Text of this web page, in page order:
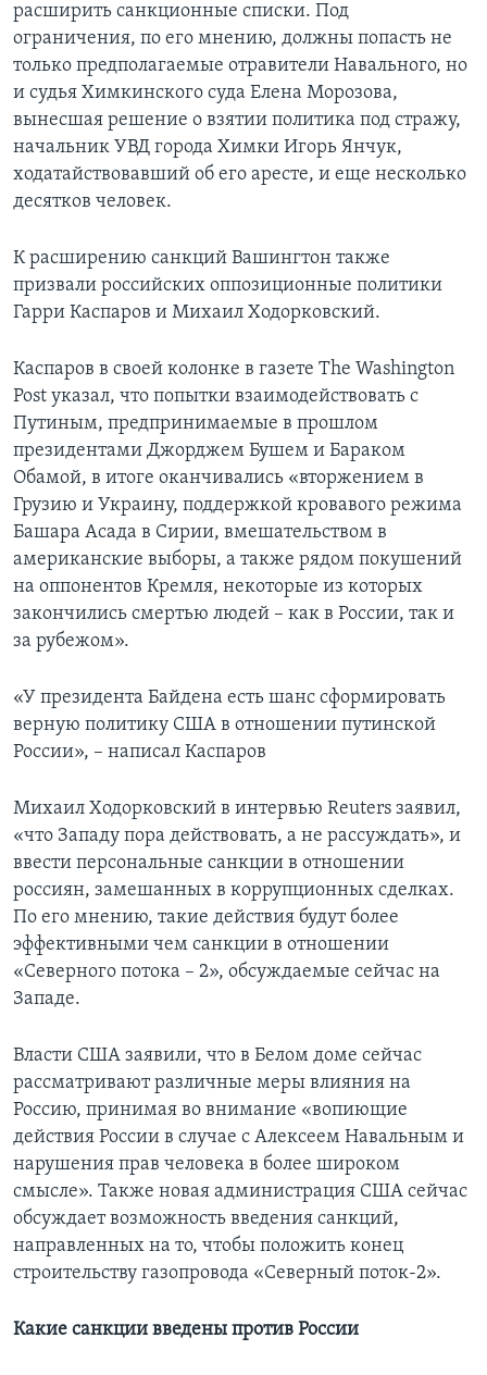
расширить санкционные списки. Под
ограничения, по его мнению, должны попасть не
только предполагаемые отравители Навального, но
и судья Химкинского суда Елена Морозова,
вынесшая решение о взятии политика под стражу,
начальник УВД города Химки Игорь Янчук,
ходатайствовавший об его аресте, и еще несколько
десятков человек.
К расширению санкций Вашингтон также
призвали российских оппозиционные политики
Гарри Каспаров и Михаил Ходорковский.
Каспаров в своей колонке в газете The Washington
Post указал, что попытки взаимодействовать с
Путиным, предпринимаемые в прошлом
президентами Джорджем Бушем и Бараком
Обамой, в итоге оканчивались «вторжением в
Грузию и Украину, поддержкой кровавого режима
Башара Асада в Сирии, вмешательством в
американские выборы, а также рядом покушений
на оппонентов Кремля, некоторые из которых
закончились смертью людей – как в России, так и
за рубежом».
«У президента Байдена есть шанс сформировать
верную политику США в отношении путинской
России», – написал Каспаров
Михаил Ходорковский в интервью Reuters заявил,
«что Западу пора действовать, а не рассуждать», и
ввести персональные санкции в отношении
россиян, замешанных в коррупционных сделках.
По его мнению, такие действия будут более
эффективными чем санкции в отношении
«Северного потока – 2», обсуждаемые сейчас на
Западе.
Власти США заявили, что в Белом доме сейчас
рассматривают различные меры влияния на
Россию, принимая во внимание «вопиющие
действия России в случае с Алексеем Навальным и
нарушения прав человека в более широком
смысле». Также новая администрация США сейчас
обсуждает возможность введения санкций,
направленных на то, чтобы положить конец
строительству газопровода «Северный поток-2».
Какие санкции введены против России